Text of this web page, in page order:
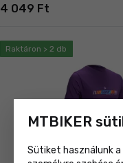
4 049 Ft
Raktáron > 2 db
MTBIKER
Sütiket használunk